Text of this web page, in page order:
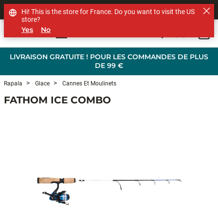
LIVRAISON GRATUITE ! POUR LES COMMANDES DE PLUS
DE 99 €
SHOP OTHER BRANDS
Rapala Glace Cannes Et Moulinets
FATHOM ICE COMBO
Hi! This is the store for France. Do you want to visit the US
store?
Yes No